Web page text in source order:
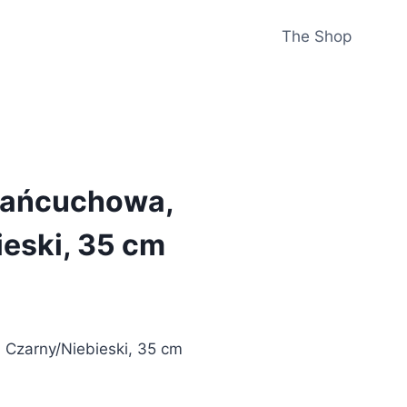
The Shop
35 cm
Czarny/Niebieski, 35 cm